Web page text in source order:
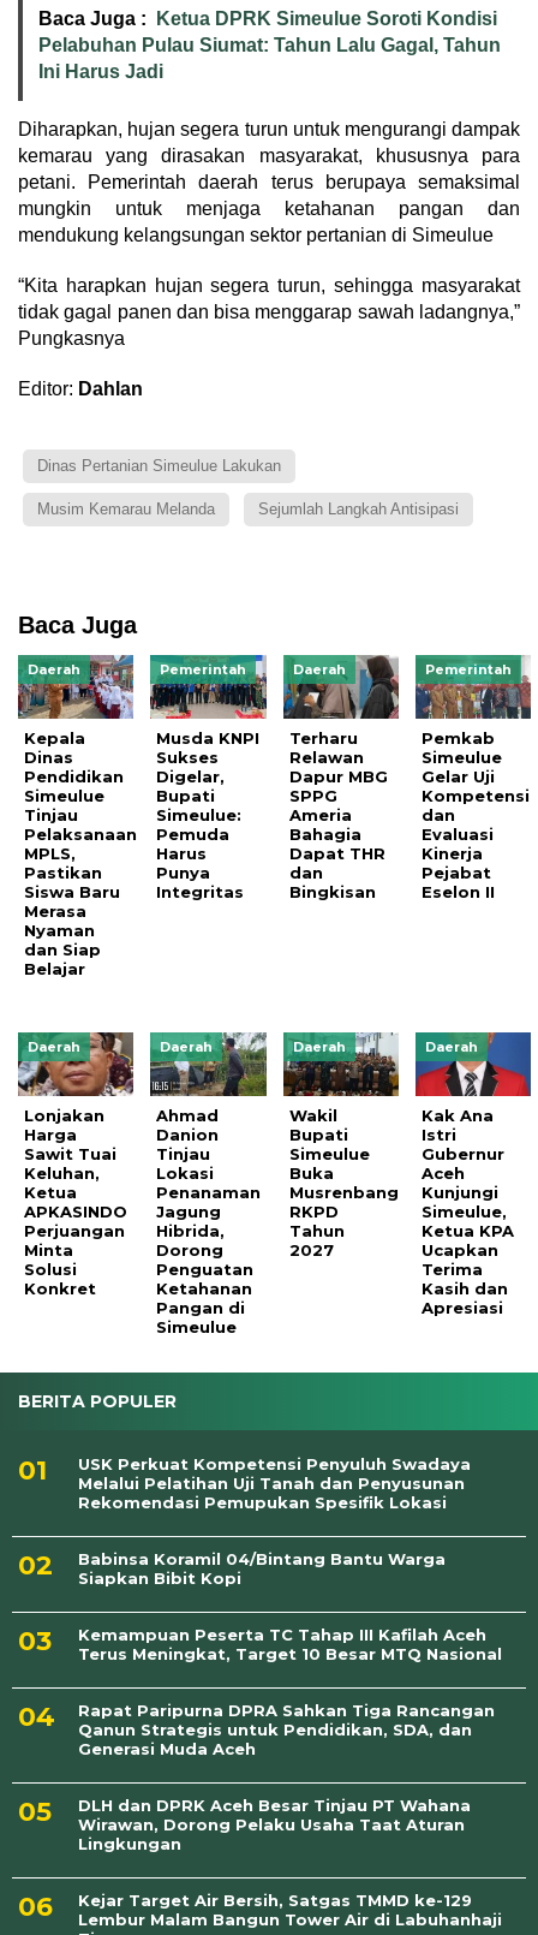
Baca Juga :
Ketua DPRK Simeulue Soroti Kondisi
Pelabuhan Pulau Siumat: Tahun Lalu Gagal, Tahun
Ini Harus Jadi
Diharapkan, hujan segera turun untuk mengurangi dampak
kemarau yang dirasakan masyarakat, khususnya para
petani. Pemerintah daerah terus berupaya semaksimal
mungkin untuk menjaga ketahanan pangan dan
mendukung kelangsungan sektor pertanian di Simeulue
“Kita harapkan hujan segera turun, sehingga masyarakat
tidak gagal panen dan bisa menggarap sawah ladangnya,”
Pungkasnya
Editor: Dahlan
Dinas Pertanian Simeulue Lakukan
Musim Kemarau Melanda Sejumlah Langkah Antisipasi
Baca Juga
Daerah
Kepala
Dinas
Pendidikan
Simeulue
Tinjau
Pelaksanaan
MPLS,
Pastikan
Siswa Baru
Merasa
Nyaman
dan Siap
Belajar
Pemerintah
Musda KNPI
Sukses
Digelar,
Bupati
Simeulue:
Pemuda
Harus
Punya
Integritas
Daerah
Terharu
Relawan
Dapur MBG
SPPG
Ameria
Bahagia
Dapat THR
dan
Bingkisan
Pemerintah
Pemkab
Simeulue
Gelar Uji
Kompetensi
dan
Evaluasi
Kinerja
Pejabat
Eselon II
Daerah
Lonjakan
Harga
Sawit Tuai
Keluhan,
Ketua
APKASINDO
Perjuangan
Minta
Solusi
Konkret
Daerah
Ahmad
Danion
Tinjau
Lokasi
Penanaman
Jagung
Hibrida,
Dorong
Penguatan
Ketahanan
Pangan di
Simeulue
Daerah
Wakil
Bupati
Simeulue
Buka
Musrenbang
RKPD
Tahun
2027
Daerah
Kak Ana
Istri
Gubernur
Aceh
Kunjungi
Simeulue,
Ketua KPA
Ucapkan
Terima
Kasih dan
Apresiasi
BERITA POPULER
USK Perkuat Kompetensi Penyuluh Swadaya
Melalui Pelatihan Uji Tanah dan Penyusunan
Rekomendasi Pemupukan Spesifik Lokasi
Babinsa Koramil 04/Bintang Bantu Warga
Siapkan Bibit Kopi
Kemampuan Peserta TC Tahap III Kafilah Aceh
Terus Meningkat, Target 10 Besar MTQ Nasional
Rapat Paripurna DPRA Sahkan Tiga Rancangan
Qanun Strategis untuk Pendidikan, SDA, dan
Generasi Muda Aceh
DLH dan DPRK Aceh Besar Tinjau PT Wahana
Wirawan, Dorong Pelaku Usaha Taat Aturan
Lingkungan
Kejar Target Air Bersih, Satgas TMMD ke-129
Lembur Malam Bangun Tower Air di Labuhanhaji